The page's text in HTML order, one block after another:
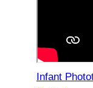
Infant